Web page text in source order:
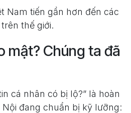
Nam tiến gần hơn đến các
thế giới.
mật? Chúng ta đã
cá nhân có bị lộ?” là hoàn
đang chuẩn bị kỹ lưỡng: